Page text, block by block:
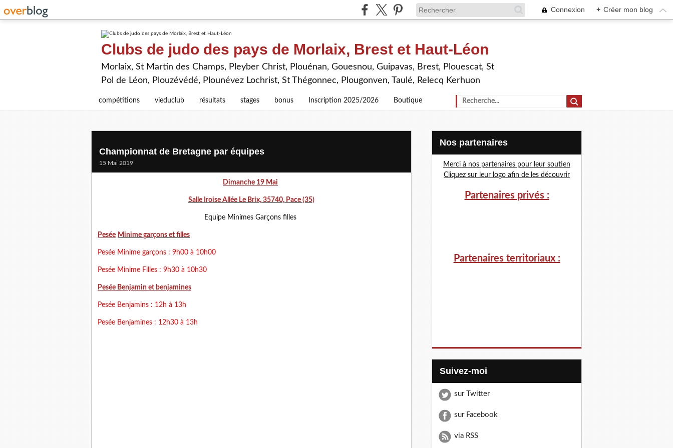
Connexion + Créer mon blog
Clubs de judo des pays de Morlaix, Brest et Haut-Léon
Morlaix, St Martin des Champs, Pleyber Christ, Plouénan, Gouesnou, Guipavas, Brest, Plouescat, St
Pol de Léon, Plouzévédé, Plounévez Lochrist, St Thégonnec, Plougonven, Taulé, Relecq Kerhuon
compétitions vieduclub résultats stages bonus Inscription 2025/2026 Boutique
Championnat de Bretagne par équipes
15 Mai 2019
Dimanche 19 Mai
Salle Iroise Allée Le Brix, 35740, Pace (35)
Equipe Minimes Garçons filles
Pesée Minime garçons et filles
Pesée Minime garçons : 9h00 à 10h00
Pesée Minime Filles : 9h30 à 10h30
Pesée Benjamin et benjamines
Pesée Benjamins : 12h à 13h
Pesée Benjamines : 12h30 à 13h
Nos partenaires
Merci à nos partenaires pour leur soutien
Cliquez sur leur logo afin de les découvrir
Partenaires privés :
Partenaires territoriaux :
Suivez-moi
sur Twitter
sur Facebook
via RSS